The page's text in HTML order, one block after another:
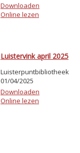
Downloaden
Online lezen
Luistervink april 2025
Luisterpuntbibliotheek
01/04/2025
Downloaden
Online lezen